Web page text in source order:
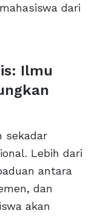
dari
Ilmu
sekadar
Lebih dari
antara
dan
akan